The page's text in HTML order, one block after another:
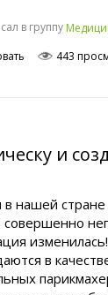
в группу
443
и
нашей
совершенно
в